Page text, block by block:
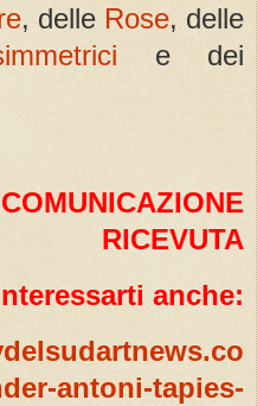
, delle Rose, delle
e dei
RICEVUTA
anche:
antoni-tapies-